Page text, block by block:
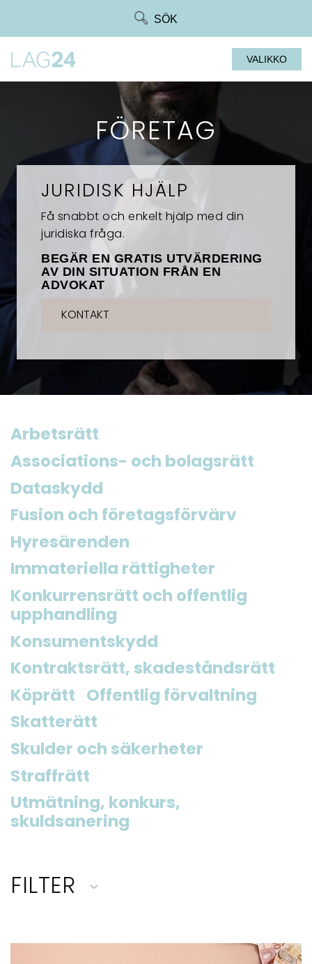
SÖK
VALIKKO
FÖRETAG
JURIDISK HJÄLP
Få snabbt och enkelt hjälp med din
juridiska fråga.
BEGÄR EN GRATIS UTVÄRDERING
AV DIN SITUATION FRÅN EN
ADVOKAT
KONTAKT
Arbetsrätt
Associations- och bolagsrätt
Dataskydd
Fusion och företagsförvärv
Hyresärenden
Immateriella rättigheter
Konkurrensrätt och offentlig
upphandling
Konsumentskydd
Kontraktsrätt, skadeståndsrätt
Köprätt Offentlig förvaltning
Skatterätt
Skulder och säkerheter
Straffrätt
Utmätning, konkurs,
skuldsanering
FILTER